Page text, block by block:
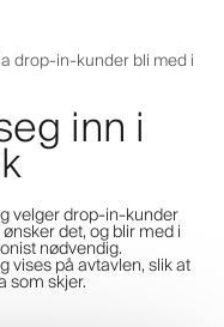
drop-in-kunder bli med i
inn i
velger drop-in-kunder
det, og blir med i
nødvendig.
vises på avtavlen, slik at
som skjer.